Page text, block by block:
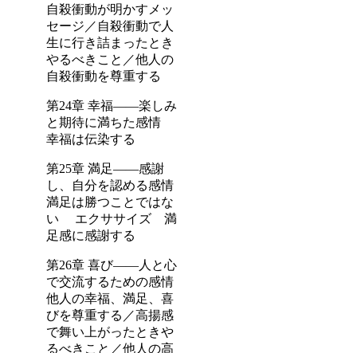
自殺衝動が明かすメッ
セージ／自殺衝動で人
生に行き詰まったとき
やるべきこと／他人の
自殺衝動を尊重する
第24章 幸福――楽しみ
と期待に満ちた感情
幸福は伝染する
第25章 満足――感謝
し、自分を認める感情
満足は勝つことではな
い エクササイズ 満
足感に感謝する
第26章 喜び――人と心
で交流するための感情
他人の幸福、満足、喜
びを尊重する／高揚感
で舞い上がったときや
るべきこと／他人の高